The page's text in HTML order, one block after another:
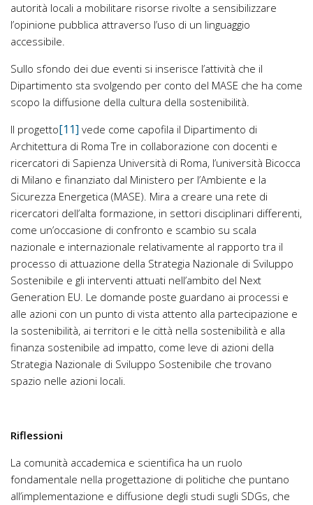
autorità locali a mobilitare risorse rivolte a sensibilizzare
l’opinione pubblica attraverso l’uso di un linguaggio
accessibile.
Sullo sfondo dei due eventi si inserisce l’attività che il
Dipartimento sta svolgendo per conto del MASE che ha come
scopo la diffusione della cultura della sostenibilità.
Il progetto[11] vede come capofila il Dipartimento di
Architettura di Roma Tre in collaborazione con docenti e
ricercatori di Sapienza Università di Roma, l’università Bicocca
di Milano e finanziato dal Ministero per l’Ambiente e la
Sicurezza Energetica (MASE). Mira a creare una rete di
ricercatori dell’alta formazione, in settori disciplinari differenti,
come un’occasione di confronto e scambio su scala
nazionale e internazionale relativamente al rapporto tra il
processo di attuazione della Strategia Nazionale di Sviluppo
Sostenibile e gli interventi attuati nell’ambito del Next
Generation EU. Le domande poste guardano ai processi e
alle azioni con un punto di vista attento alla partecipazione e
la sostenibilità, ai territori e le città nella sostenibilità e alla
finanza sostenibile ad impatto, come leve di azioni della
Strategia Nazionale di Sviluppo Sostenibile che trovano
spazio nelle azioni locali.
Riflessioni
La comunità accademica e scientifica ha un ruolo
fondamentale nella progettazione di politiche che puntano
all’implementazione e diffusione degli studi sugli SDGs, che